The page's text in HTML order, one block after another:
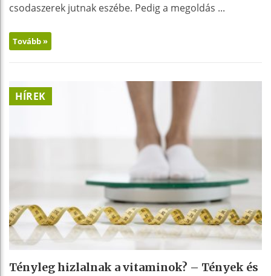
csodaszerek jutnak eszébe. Pedig a megoldás ...
Tovább »
HÍREK
Tényleg hizlalnak a vitaminok? – Tények és